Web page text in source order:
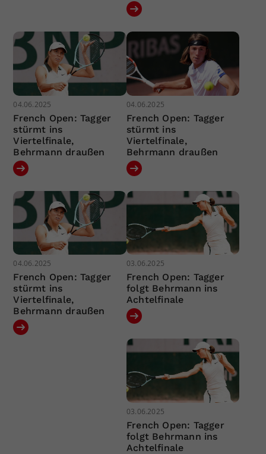
04.06.2025
French Open: Tagger
stürmt ins
Viertelfinale,
Behrmann draußen
04.06.2025
French Open: Tagger
stürmt ins
Viertelfinale,
Behrmann draußen
04.06.2025
French Open: Tagger
stürmt ins
Viertelfinale,
Behrmann draußen
03.06.2025
French Open: Tagger
folgt Behrmann ins
Achtelfinale
03.06.2025
French Open: Tagger
folgt Behrmann ins
Achtelfinale